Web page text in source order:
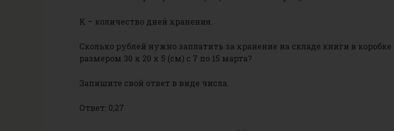
K – количество дней хранения.
Сколько рублей нужно заплатить за хранение на складе книги в коробке
размером 30 х 20 х 5 (см) с 7 по 15 марта?
Запишите свой ответ в виде числа.
Ответ: 0,27